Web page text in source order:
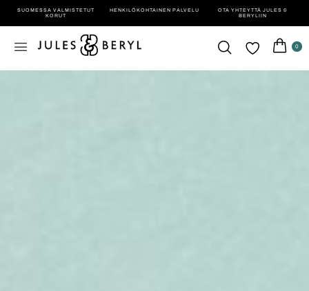
SUOMESSA VALMISTETUT
KORUT
HENKILÖ­KOHTAINEN PALVELU
OTA YHTEYTTÄ JULES &
BERYLIIN
0